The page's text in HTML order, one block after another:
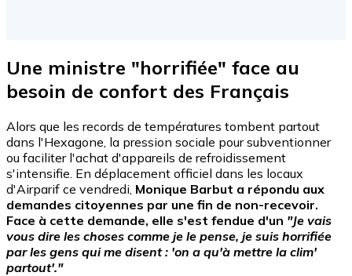
Une ministre "horrifiée" face au
besoin de confort des Français
Alors que les records de températures tombent partout
dans l'Hexagone, la pression sociale pour subventionner
ou faciliter l'achat d'appareils de refroidissement
s'intensifie. En déplacement officiel dans les locaux
d'Airparif ce vendredi, Monique Barbut a répondu aux
demandes citoyennes par une fin de non-recevoir.
Face à cette demande, elle s'est fendue d'un "Je vais
vous dire les choses comme je le pense, je suis horrifiée
par les gens qui me disent : 'on a qu'à mettre la clim'
partout'."